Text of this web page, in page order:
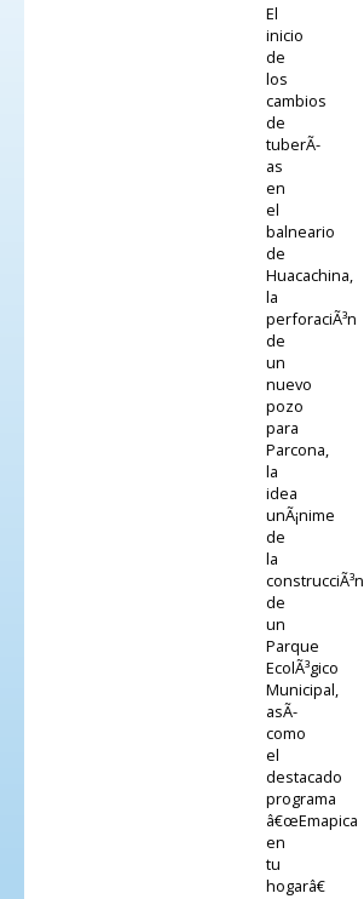
El
inicio
de
los
cambios
de
tuberÃ­
as
en
el
balneario
de
Huacachina,
la
perforaciÃ³n
de
un
nuevo
pozo
para
Parcona,
la
idea
unÃ¡nime
de
la
construcciÃ³n
de
un
Parque
EcolÃ³gico
Municipal,
asÃ­
como
el
destacado
programa
â€œEmapica
en
tu
hogarâ€